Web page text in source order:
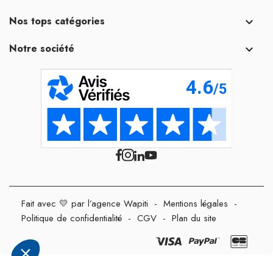
Nos tops catégories 
Notre société 
Fait avec 💛 par l’agence Wapiti - Mentions légales -
Politique de confidentialité - CGV - Plan du site